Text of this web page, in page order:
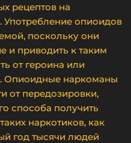
рецептов на
опиоидов
поскольку они
и приводить к таким
от героина или
Опиоидные наркоманы
от передозировки,
способа получить
наркотиков, как
год тысячи людей